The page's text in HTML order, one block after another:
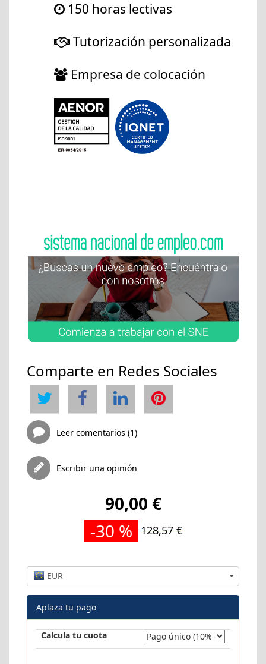
150 horas lectivas
Tutorización personalizada
Empresa de colocación
Comparte en Redes Sociales
Leer comentarios (1)
Escribir una opinión
90,00 €
-30 %
128,57 €
EUR
Aplaza tu pago
Calcula tu cuota